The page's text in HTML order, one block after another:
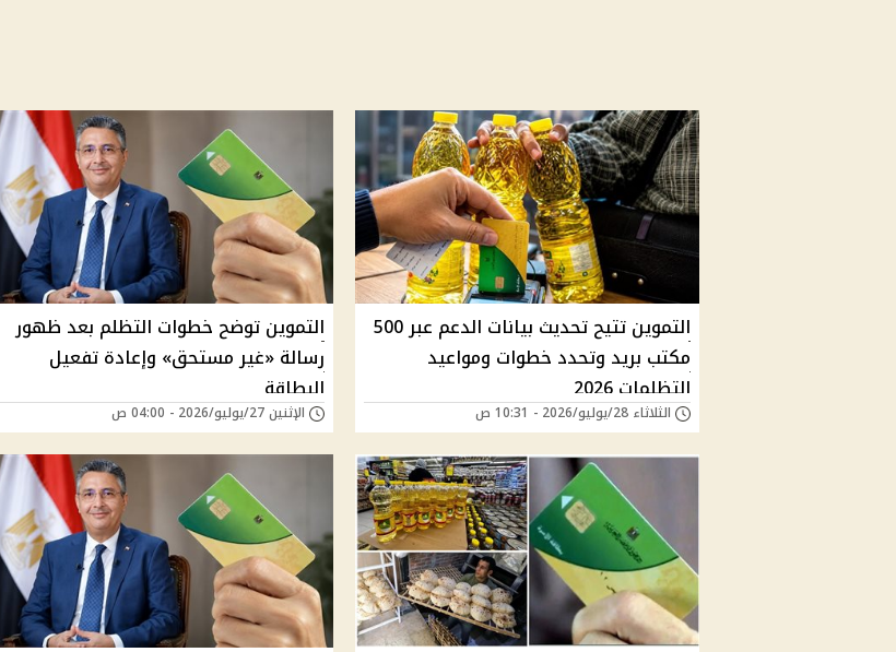
التموين تتيح تحديث بيانات الدعم عبر 500
مكتب بريد وتحدد خطوات ومواعيد
التظلمات 2026
الثلاثاء 28/يوليو/2026 - 10:31 ص
التموين توضح خطوات التظلم بعد ظهور
رسالة «غير مستحق» وإعادة تفعيل
البطاقة
الإثنين 27/يوليو/2026 - 04:00 ص